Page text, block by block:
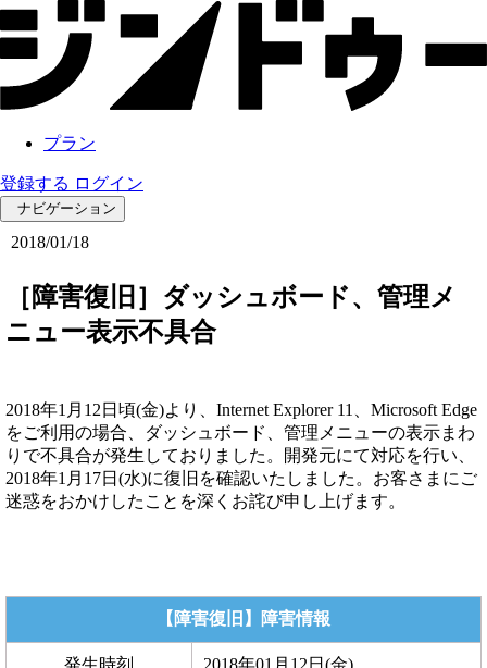
プラン
登録する ログイン
ナビゲーション
2018/01/18
［障害復旧］ダッシュボード、管理メ
ニュー表示不具合
2018年1月12日頃(金)より、Internet Explorer 11、Microsoft Edge
をご利用の場合、ダッシュボード、管理メニューの表示まわ
りで不具合が発生しておりました。開発元にて対応を行い、
2018年1月17日(水)に復旧を確認いたしました。お客さまにご
迷惑をおかけしたことを深くお詫び申し上げます。
【障害復旧】障害情報
発生時刻 2018年01月12日(金)